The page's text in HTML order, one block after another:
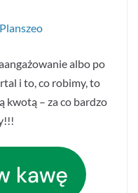
albo po
i to, co robimy, to
kwotą – za co bardzo